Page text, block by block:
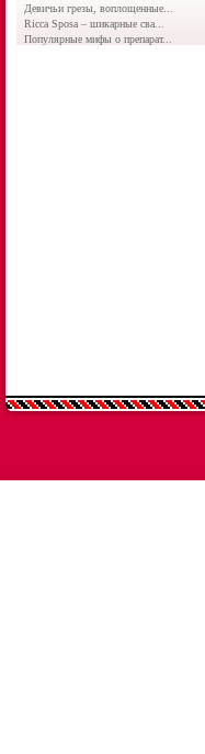
Девичьи грезы, воплощенные...
Ricca Sposa – шикарные сва...
Популярные мифы о препарат...